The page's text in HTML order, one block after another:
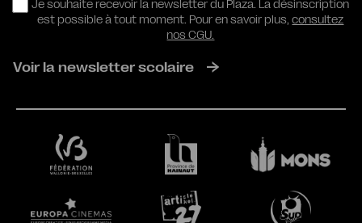
RGPD
Je souhaite recevoir la newsletter du Plaza. La désinscription
est possible à tout moment. Pour en savoir plus,consultez
nos CGU.
Voir la newsletter scolaire